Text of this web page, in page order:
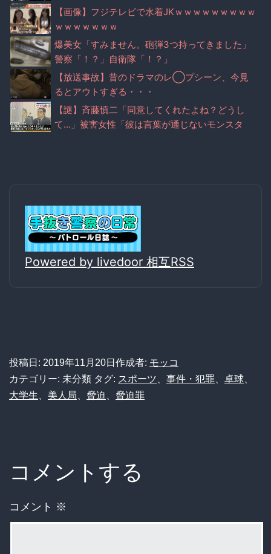
ｗ【画像】フジテレビで水着JKｗｗｗｗｗｗｗｗｗ
ｗｗｗｗｗｗｗ
爆美女「すみません。砲弾3つ持ってきました」
警察「！？」自衛隊「！？」
【放送事故】昔のドラマのレ◯プシーン、今見
るとアウトすぎる・・・
【謎】斉藤慎二「同意してくれたよね？どうし
て…」被害女性「彼は言葉が通じないモンスタ
Powered by livedoor 相互RSS
投稿日: 2019年11月20日 作成者: モッコ
カテゴリー: 未分類 タグ: スポーツ 事件・犯罪 卓球
大学生
美人局 脅迫 脅迫罪
コメントする
コメント ※